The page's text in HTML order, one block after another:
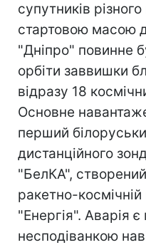
супутників
стартовою масою
"Дніпро" повинне
орбіти заввишки
відразу 18
Основне
перший
дистанційного
"БелКА", створений
ракетно-космічній
"Енергія". Аварія
несподіванкою